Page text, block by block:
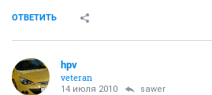
ОТВЕТИТЬ
hpv
veteran
14 июля 2010 sawer